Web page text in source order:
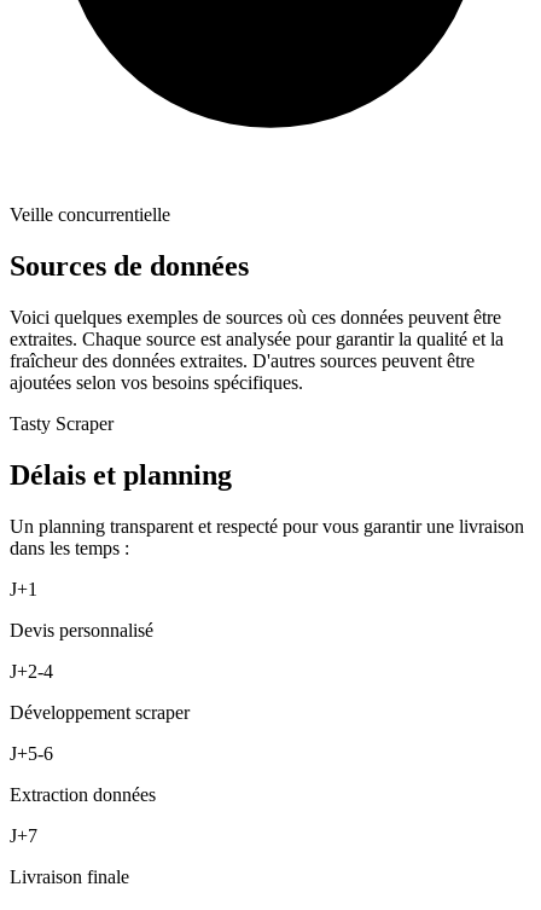
Veille concurrentielle
Sources de données
Voici quelques exemples de sources où ces données peuvent être
extraites. Chaque source est analysée pour garantir la qualité et la
fraîcheur des données extraites. D'autres sources peuvent être
ajoutées selon vos besoins spécifiques.
Tasty Scraper
Délais et planning
Un planning transparent et respecté pour vous garantir une livraison
dans les temps :
J+1
Devis personnalisé
J+2-4
Développement scraper
J+5-6
Extraction données
J+7
Livraison finale